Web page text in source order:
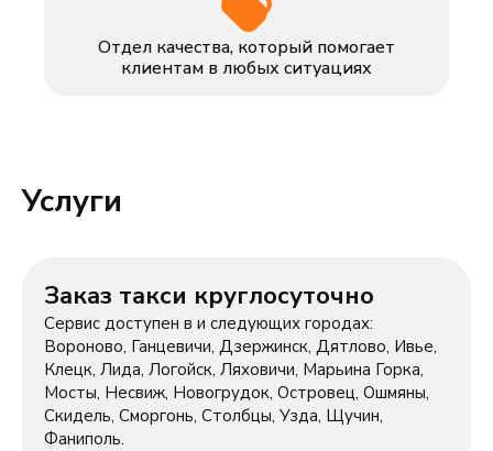
Отдел качества, который помогает
клиентам в любых ситуациях
Услуги
Заказ такси круглосуточно
Сервис доступен в и следующих городах:
Вороново, Ганцевичи, Дзержинск, Дятлово, Ивье,
Клецк, Лида, Логойск, Ляховичи, Марьина Горка,
Мосты, Несвиж, Новогрудок, Островец, Ошмяны,
Скидель, Сморгонь, Столбцы, Узда, Щучин,
Фаниполь.